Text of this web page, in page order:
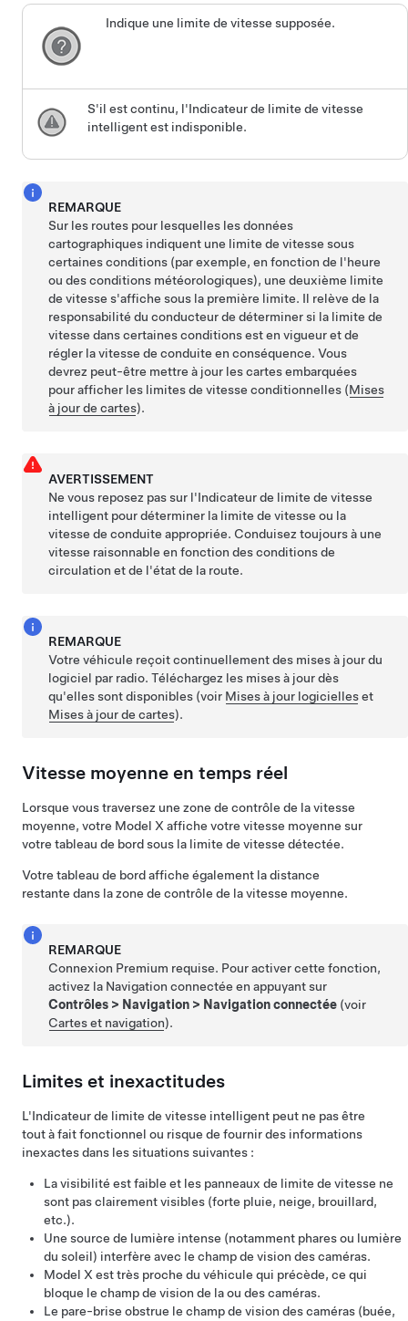
Indique une limite de vitesse supposée.
S'il est continu, l'Indicateur de limite de vitesse
intelligent est indisponible.
REMARQUE
Sur les routes pour lesquelles les données
cartographiques indiquent une limite de vitesse sous
certaines conditions (par exemple, en fonction de l'heure
ou des conditions météorologiques), une deuxième limite
de vitesse s'affiche sous la première limite. Il relève de la
responsabilité du conducteur de déterminer si la limite de
vitesse dans certaines conditions est en vigueur et de
régler la vitesse de conduite en conséquence. Vous
devrez peut-être mettre à jour les cartes embarquées
pour afficher les limites de vitesse conditionnelles (Mises
à jour de cartes).
AVERTISSEMENT
Ne vous reposez pas sur l'Indicateur de limite de vitesse
intelligent pour déterminer la limite de vitesse ou la
vitesse de conduite appropriée. Conduisez toujours à une
vitesse raisonnable en fonction des conditions de
circulation et de l'état de la route.
REMARQUE
Votre véhicule reçoit continuellement des mises à jour du
logiciel par radio. Téléchargez les mises à jour dès
qu'elles sont disponibles (voir Mises à jour logicielleset
Mises à jour de cartes).
Vitesse moyenne en temps réel
Lorsque vous traversez une zone de contrôle de la vitesse
moyenne, votre Model X affiche votre vitesse moyenne sur
votre tableau de bordsous la limite de vitesse détectée.
Votre tableau de bordaffiche également la distance
restante dans la zone de contrôle de la vitesse moyenne.
REMARQUE
Connexion Premium requise. Pour activer cette fonction,
activez la Navigation connectée en appuyant sur
Contrôles > Navigation > Navigation connectée (voir
Cartes et navigation).
Limites et inexactitudes
L'Indicateur de limite de vitesse intelligent peut ne pas être
tout à fait fonctionnel ou risque de fournir des informations
inexactes dans les situations suivantes :
La visibilité est faible et les panneaux de limite de vitesse ne
sont pas clairement visibles (forte pluie, neige, brouillard,
etc.).
Une source de lumière intense (notamment phares ou lumière
du soleil) interfère avec le champ de vision des caméras.
Model X est très proche du véhicule qui précède, ce qui
bloque le champ de vision de la ou des caméras.
Le pare-brise obstrue le champ de vision des caméras (buée,